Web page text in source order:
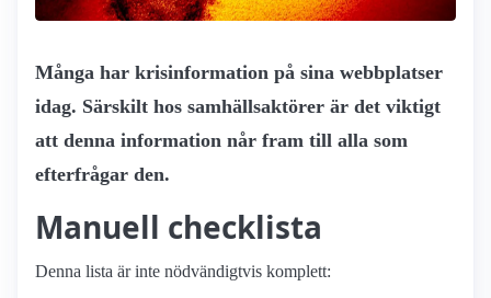
Många har krisinformation på sina webbplatser
idag. Särskilt hos samhällsaktörer är det viktigt
att denna information når fram till alla som
efterfrågar den.
Manuell checklista
Denna lista är inte nödvändigtvis komplett: